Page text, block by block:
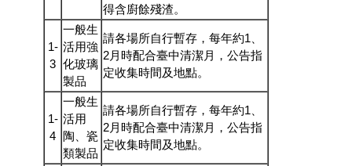
得含廚餘殘渣。
1-
3
一般生
活用強
化玻璃
製品
請各場所自行暫存，每年約1、
2月時配合臺中清潔月，公告指
定收集時間及地點。
1-
4
一般生
活用
陶、瓷
類製品
請各場所自行暫存，每年約1、
2月時配合臺中清潔月，公告指
定收集時間及地點。